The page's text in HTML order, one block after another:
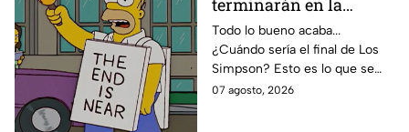
temporada 40? Actriz
de Bart Simpson da
IMPACTANTE
declaración
Todo lo bueno acaba...
¿Cuándo sería el final de Los
Simpson? Esto es lo que se
sabe:
07 agosto, 2026